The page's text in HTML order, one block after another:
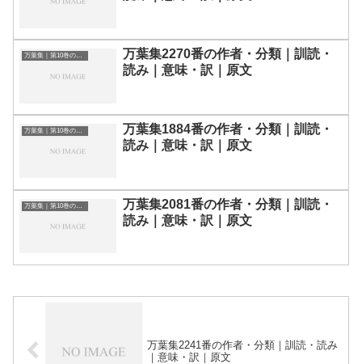
万葉集｜第10巻の和歌一覧
万葉集2270番の作者・分類｜訓読・
読み｜意味・訳｜原文
万葉集｜第10巻の和歌一覧
万葉集1884番の作者・分類｜訓読・
読み｜意味・訳｜原文
万葉集｜第10巻の和歌一覧
万葉集2081番の作者・分類｜訓読・
読み｜意味・訳｜原文
万葉集2241番の作者・分類｜訓読・読み
｜意味・訳｜原文